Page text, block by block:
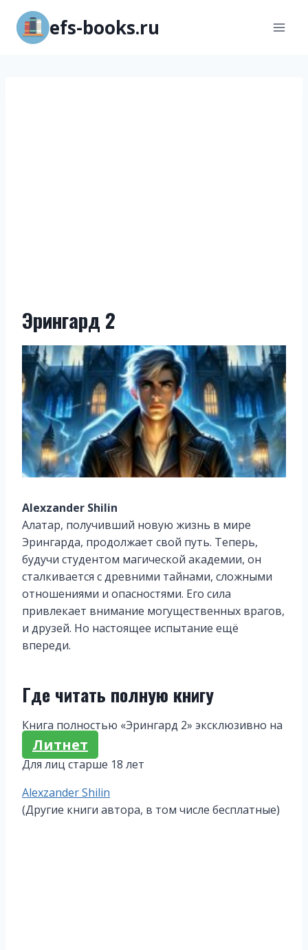
Перейти
содержимому
efs-books.ru
Эрингард 2
Alexzander Shilin
Алатар, получивший новую жизнь в мире
Эрингарда, продолжает свой путь. Теперь,
будучи студентом магической академии, он
сталкивается с древними тайнами, сложными
отношениями и опасностями. Его сила
привлекает внимание могущественных врагов,
и друзей. Но настоящее испытание ещё
впереди.
Где читать полную книгу
Книга полностью «Эрингард 2» эксклюзивно на
Литнет
Для лиц старше 18 лет
Метки
записи:
Alexzander Shilin
(Другие книги автора, в том числе бесплатные)